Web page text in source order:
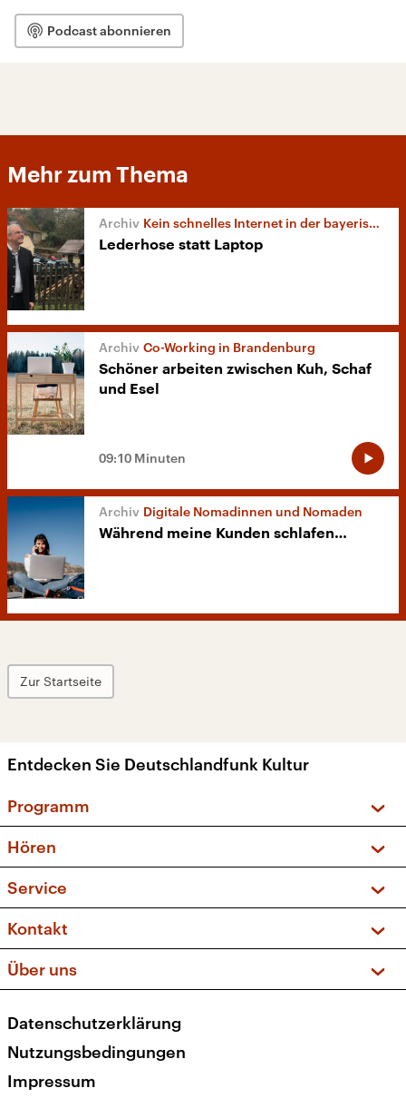
Podcast abonnieren
Mehr zum Thema
Kein schnelles Internet in der bayerischen Provinz
Lederhose statt Laptop
Co-Working in Brandenburg
Schöner arbeiten zwischen Kuh, Schaf
und Esel
09:10 Minuten
Digitale Nomadinnen und Nomaden
Während meine Kunden schlafen…
Zur Startseite
Entdecken Sie Deutschlandfunk Kultur
Programm
Sendungen und Podcasts
Musikliste
Kakadu – Das Kinderprogramm
Hören
Frequenzen (UKW + DAB+)
Service
FAQ
Apps
Newsletter
Veranstaltungen
Kontakt
Social Media
Über uns
Presse
Karriere
Transparenz
Datenschutzerklärung
Nutzungsbedingungen
Impressum